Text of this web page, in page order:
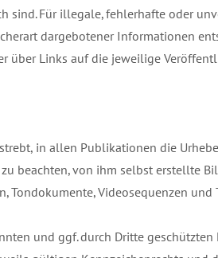
sind. Für illegale, fehlerhafte oder
dargebotener Informationen
über Links auf die jeweilige
in allen Publikationen die
beachten, von ihm selbst erstellte
Tondokumente, Videosequenzen und
und ggf. durch Dritte